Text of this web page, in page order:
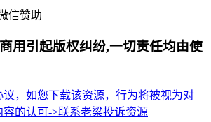
信赞助
用引起版权纠纷,一切责任均由使
，如您下载该资源，行为将被视为对
容的认可->联系老梁投诉资源